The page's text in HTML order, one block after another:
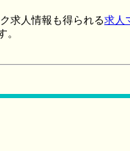
求人情報も得られる求人
。